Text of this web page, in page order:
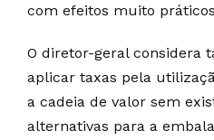
com efeitos muito
O diretor-geral considera
aplicar taxas pela
a cadeia de valor sem
alternativas para a